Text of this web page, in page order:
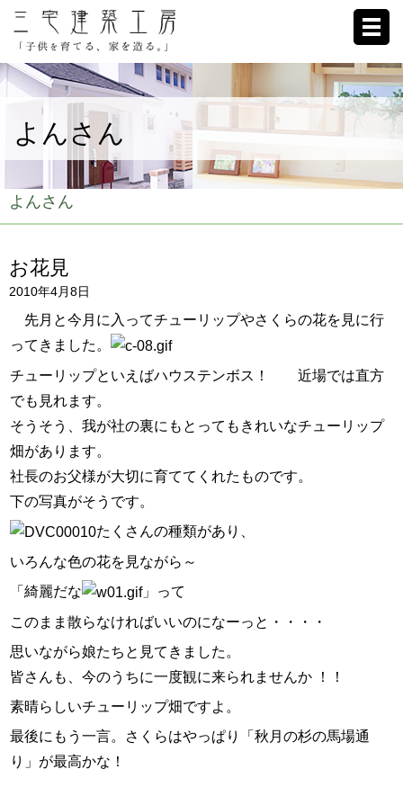
ホーム
家への想い
施工例
ブログ
お客様の声
よんさん
よんさん
お花見
2010年4月8日
先月と今月に入ってチューリップやさくらの花を見に行
ってきました。
チューリップといえばハウステンボス ！ 近場では直方
でも見れます。
そうそう、我が社の裏にもとってもきれいなチューリップ
畑があります。
社長のお父様が大切に育ててくれたものです。
下の写真がそうです。
たくさんの種類があり、
いろんな色の花を見ながら～
「綺麗だな
」って
このまま散らなければいいのになーっと・・・・
思いながら娘たちと見てきました。
皆さんも、今のうちに一度観に来られませんか ！！
素晴らしいチューリップ畑ですよ。
最後にもう一言。さくらはやっぱり
「秋月の杉の馬場通
り」が最高かな！